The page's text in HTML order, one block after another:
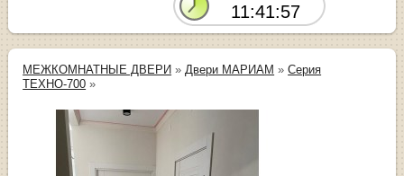
11:41:56
МЕЖКОМНАТНЫЕ ДВЕРИ » Двери МАРИАМ »Серия
ТЕХНО-700 »